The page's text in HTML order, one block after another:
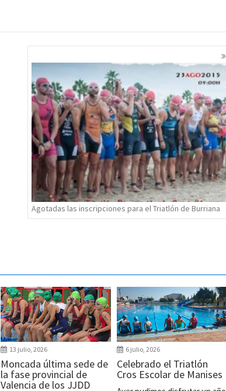
Agotadas las inscripciones para el Triatlón de Burriana
13 julio, 2026
Moncada última sede de
la fase provincial de
Valencia de los JJDD
6 julio, 2026
Celebrado el Triatlón
Cros Escolar de Manises